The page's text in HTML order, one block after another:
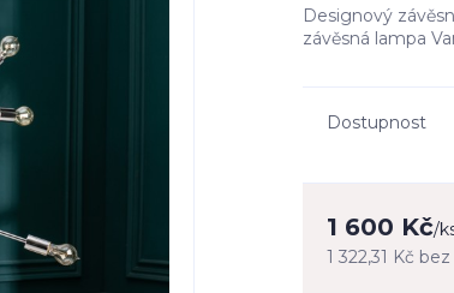
Designový
závěsná lampa
Dostupnost
1 600 Kč/
1 322,31 Kč